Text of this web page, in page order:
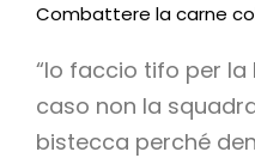
Combattere la carne
“Io faccio tifo per la
caso non la
bistecca perché